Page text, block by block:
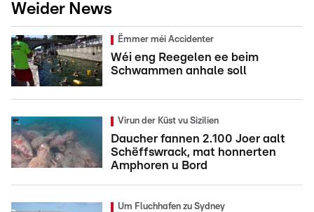
Weider News
Ëmmer méi Accidenter
Wéi eng Reegelen ee beim
Schwammen anhale soll
Virun der Küst vu Sizilien
Daucher fannen 2.100 Joer aalt
Schëffswrack, mat honnerten
Amphoren u Bord
Um Fluchhafen zu Sydney